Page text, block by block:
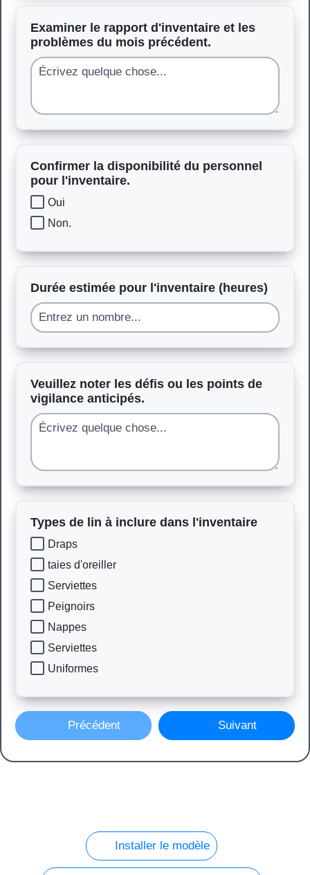
Examiner le rapport d'inventaire et les
problèmes du mois précédent.
Confirmer la disponibilité du personnel
pour l'inventaire.
Oui
Non.
Durée estimée pour l'inventaire (heures)
Veuillez noter les défis ou les points de
vigilance anticipés.
Types de lin à inclure dans l'inventaire
Draps
taies d'oreiller
Serviettes
Peignoirs
Nappes
Serviettes
Uniformes
Précédent Suivant
Installer le modèle